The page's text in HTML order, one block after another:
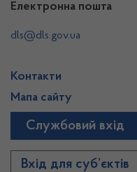
Електронна пошта
dls@dls.gov.ua
Контакти
Мапа сайту
Службовий вхід
Вхід для суб’єктів